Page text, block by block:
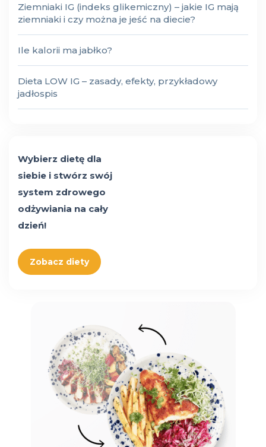
Ziemniaki IG (indeks glikemiczny) – jakie IG mają
ziemniaki i czy można je jeść na diecie?
Ile kalorii ma jabłko?
Dieta LOW IG – zasady, efekty, przykładowy
jadłospis
Wybierz dietę dla
siebie i stwórz swój
system zdrowego
odżywiania na cały
dzień!
Zobacz diety